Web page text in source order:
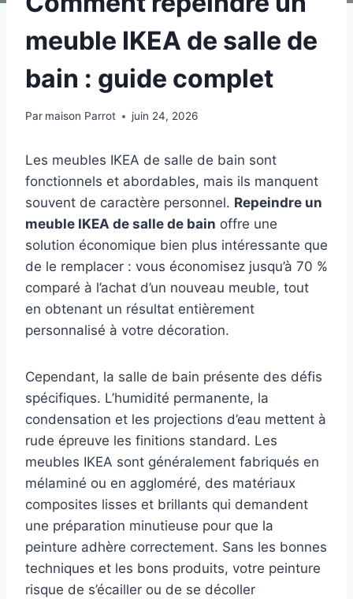
meuble IKEA de salle de
bain : guide complet
Par maison Parrot juin 24, 2026
Les meubles IKEA de salle de bain sont
fonctionnels et abordables, mais ils manquent
souvent de caractère personnel. Repeindre un
meuble IKEA de salle de bain offre une
solution économique bien plus intéressante que
de le remplacer : vous économisez jusqu’à 70 %
comparé à l’achat d’un nouveau meuble, tout
en obtenant un résultat entièrement
personnalisé à votre décoration.
Cependant, la salle de bain présente des défis
spécifiques. L’humidité permanente, la
condensation et les projections d’eau mettent à
rude épreuve les finitions standard. Les
meubles IKEA sont généralement fabriqués en
mélaminé ou en aggloméré, des matériaux
composites lisses et brillants qui demandent
une préparation minutieuse pour que la
peinture adhère correctement. Sans les bonnes
techniques et les bons produits, votre peinture
risque de s’écailler ou de se décoller